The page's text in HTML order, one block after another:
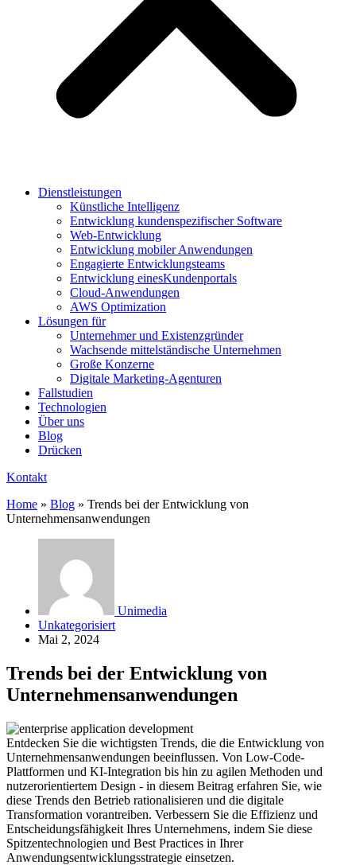
Dienstleistungen
Künstliche Intelligenz
Entwicklung kundenspezifischer Software
Web-Entwicklung
Entwicklung mobiler Anwendungen
Engagierte Entwicklungsteams
Entwicklung einesKundenportals
Cloud-Anwendungen
AWS Optimization
Lösungen für
Unternehmer und Existenzgründer
Wachsende mittelständische Unternehmen
Große Konzerne
Digitale Marketing-Agenturen
Fallstudien
Technologien
Über uns
Blog
Drücken
Kontakt
Home » Blog » Trends bei der Entwicklung von
Unternehmensanwendungen
Unimedia
Unkategorisiert
Mai 2, 2024
Trends bei der Entwicklung von
Unternehmensanwendungen
Entdecken Sie die wichtigsten Trends, die die Entwicklung von
Unternehmensanwendungen beeinflussen. Von Low-Code-
Plattformen und KI-Integration bis hin zu agilen Methoden und
nutzerorientiertem Design - in diesem Beitrag erfahren Sie, wie
diese Trends den Betrieb rationalisieren und die digitale
Transformation vorantreiben. Verbessern Sie die Effizienz und
Entscheidungsfähigkeit Ihres Unternehmens, indem Sie diese
Spitzentechnologien und Best Practices in Ihrer
Anwendungsentwicklungsstrategie einsetzen.